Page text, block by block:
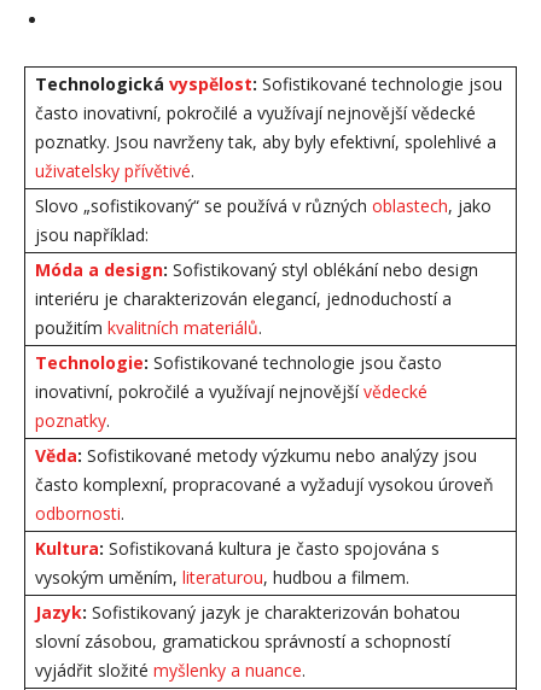
Technologická vyspělost: Sofistikované technologie jsou
často inovativní, pokročilé a využívají nejnovější vědecké
poznatky. Jsou navrženy tak, aby byly efektivní, spolehlivé a
uživatelsky přívětivé.
Slovo „sofistikovaný“ se používá v různých oblastech, jako
jsou například:
Móda a design: Sofistikovaný styl oblékání nebo design
interiéru je charakterizován elegancí, jednoduchostí a
použitím kvalitních materiálů.
Technologie: Sofistikované technologie jsou často
inovativní, pokročilé a využívají nejnovějšívědecké
poznatky.
Věda: Sofistikované metody výzkumu nebo analýzy jsou
často komplexní, propracované a vyžadují vysokou úroveň
odbornosti.
Kultura: Sofistikovaná kultura je často spojována s
vysokým uměním, literaturou, hudbou a filmem.
Jazyk: Sofistikovaný jazyk je charakterizován bohatou
slovní zásobou, gramatickou správností a schopností
vyjádřit složité myšlenky a nuance.